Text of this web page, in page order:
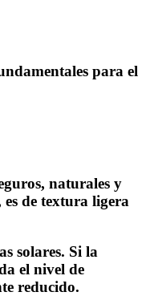
para el
naturales y
es de textura ligera
solares. Si la
el nivel de
reducido.